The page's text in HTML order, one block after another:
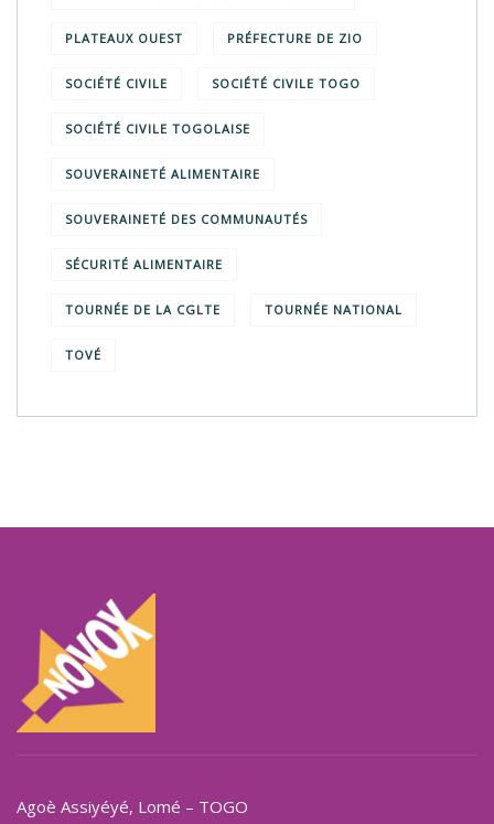
PLATEAUX OUEST PRÉFECTURE DE ZIO
SOCIÉTÉ CIVILE SOCIÉTÉ CIVILE TOGO
SOCIÉTÉ CIVILE TOGOLAISE
SOUVERAINETÉ ALIMENTAIRE
SOUVERAINETÉ DES COMMUNAUTÉS
SÉCURITÉ ALIMENTAIRE
TOURNÉE DE LA CGLTE TOURNÉE NATIONAL
TOVÉ
Agoè Assiyéyé, Lomé – TOGO